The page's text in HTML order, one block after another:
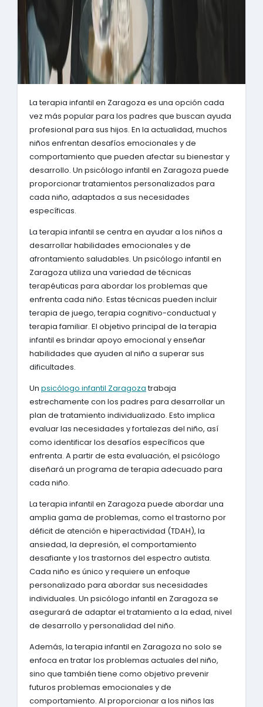
La terapia infantil en Zaragoza es una opción cada
vez más popular para los padres que buscan ayuda
profesional para sus hijos. En la actualidad, muchos
niños enfrentan desafíos emocionales y de
comportamiento que pueden afectar su bienestar y
desarrollo. Un psicólogo infantil en Zaragoza puede
proporcionar tratamientos personalizados para
cada niño, adaptados a sus necesidades
específicas.
La terapia infantil se centra en ayudar a los niños a
desarrollar habilidades emocionales y de
afrontamiento saludables. Un psicólogo infantil en
Zaragoza utiliza una variedad de técnicas
terapéuticas para abordar los problemas que
enfrenta cada niño. Estas técnicas pueden incluir
terapia de juego, terapia cognitivo-conductual y
terapia familiar. El objetivo principal de la terapia
infantil es brindar apoyo emocional y enseñar
habilidades que ayuden al niño a superar sus
dificultades.
Un psicólogo infantil Zaragozatrabaja
estrechamente con los padres para desarrollar un
plan de tratamiento individualizado. Esto implica
evaluar las necesidades y fortalezas del niño, así
como identificar los desafíos específicos que
enfrenta. A partir de esta evaluación, el psicólogo
diseñará un programa de terapia adecuado para
cada niño.
La terapia infantil en Zaragoza puede abordar una
amplia gama de problemas, como el trastorno por
déficit de atención e hiperactividad (TDAH), la
ansiedad, la depresión, el comportamiento
desafiante y los trastornos del espectro autista.
Cada niño es único y requiere un enfoque
personalizado para abordar sus necesidades
individuales. Un psicólogo infantil en Zaragoza se
asegurará de adaptar el tratamiento a la edad, nivel
de desarrollo y personalidad del niño.
Además, la terapia infantil en Zaragoza no solo se
enfoca en tratar los problemas actuales del niño,
sino que también tiene como objetivo prevenir
futuros problemas emocionales y de
comportamiento. Al proporcionar a los niños las